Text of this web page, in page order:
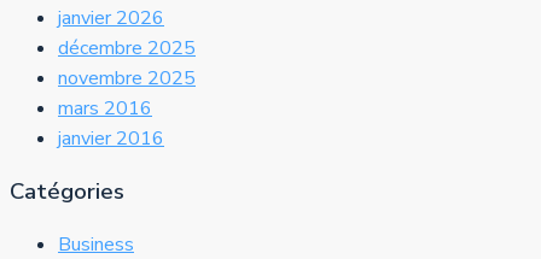
janvier 2026
décembre 2025
novembre 2025
mars 2016
janvier 2016
Catégories
Business